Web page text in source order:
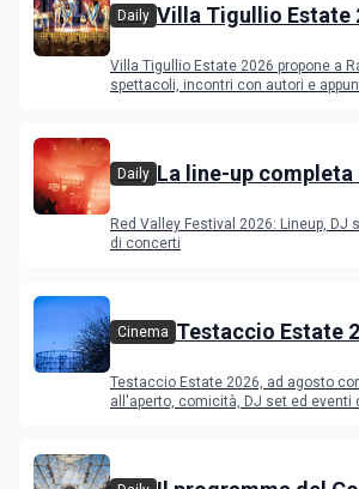
Daily Villa Tigullio Estate
Villa Tigullio Estate 2026 propone a
spettacoli, incontri con autori e
Daily La line-up completa
Red Valley Festival 2026: Lineup, DJ
di concerti
Cinema Testaccio Estate
Ferragosto
Testaccio Estate 2026, ad agosto
all'aperto, comicità, DJ set ed eventi